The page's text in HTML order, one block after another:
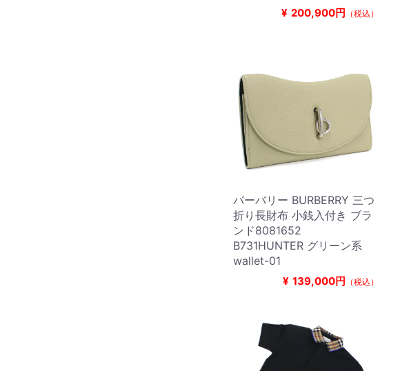
¥ 200,900円 （税込）
バーバリー BURBERRY 三つ
折り長財布 小銭入付き ブラ
ンド8081652
B731HUNTER グリーン系
wallet-01
¥ 139,000円 （税込）